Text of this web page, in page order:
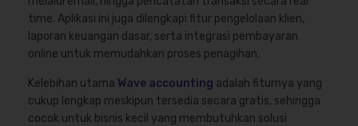
time. Aplikasi ini juga dilengkapi fitur pengelolaan klien,
laporan keuangan dasar, serta integrasi pembayaran
online untuk memudahkan proses penagihan.
Kelebihan utama Wave accounting adalah fiturnya yang
cukup lengkap meskipun tersedia secara gratis, sehingga
cocok untuk bisnis kecil yang membutuhkan solusi